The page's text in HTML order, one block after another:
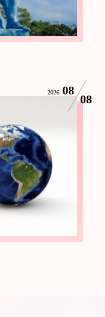
2026 08
08